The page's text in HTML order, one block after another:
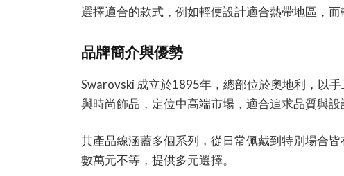
選擇適合的款式，例如輕便設計適合熱帶地區，而
品牌簡介與優勢
Swarovski 成立於1895年，總部位於奧地利，以
與時尚飾品，定位中高端市場，適合追求品質與設
其產品線涵蓋多個系列，從日常佩戴到特別場合
數萬元不等，提供多元選擇。